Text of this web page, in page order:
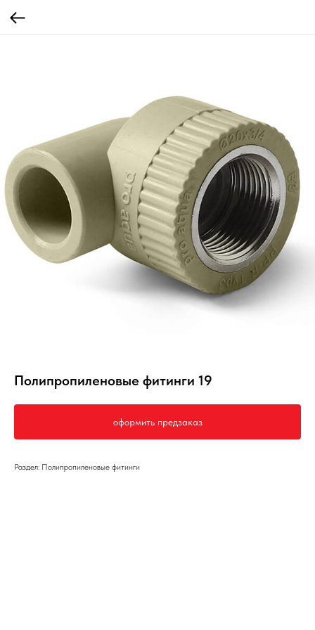
Полипропиленовые фитинги 19
оформить предзаказ
Раздел: Полипропиленовые фитинги